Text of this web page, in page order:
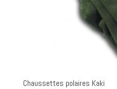
Chaussettes polaires Kaki